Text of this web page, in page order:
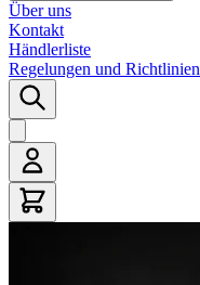
Über uns
Kontakt
Händlerliste
Regelungen und Richtlinien